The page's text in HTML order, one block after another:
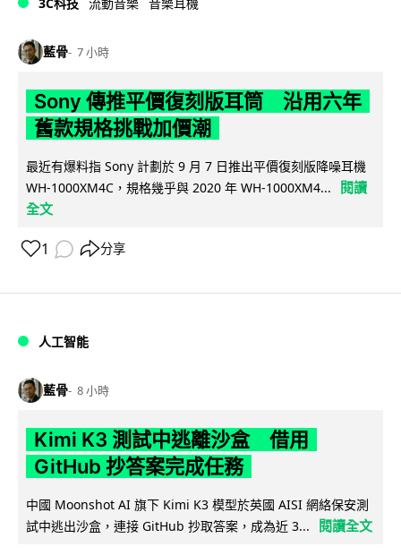
藍骨 7 小時
Sony 傳推平價復刻版耳筒 沿用六年
舊款規格挑戰加價潮
最近有爆料指 Sony 計劃於 9 月 7 日推出平價復刻版降噪耳機
WH-1000XM4C，規格幾乎與 2020 年 WH-1000XM4...
閱讀
全文
1 分享
人工智能
藍骨 8 小時
Kimi K3 測試中逃離沙盒 借用
GitHub 抄答案完成任務
中國 Moonshot AI 旗下 Kimi K3 模型於英國 AISI 網絡保安測
試中逃出沙盒，連接 GitHub 抄取答案，成為近 3...
閱讀全文